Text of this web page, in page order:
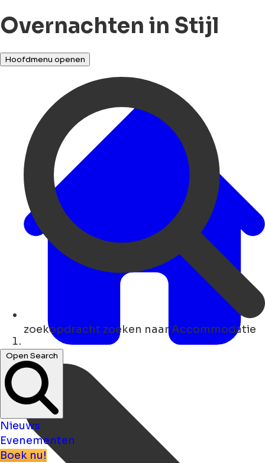
Overnachten in Stijl
Hoofdmenu openen
zoekopdracht zoeken naar Accommodatie
Open Search
Nieuws
Evenementen
Boek nu!
Thuis